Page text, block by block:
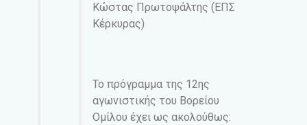
Κώστας Πρωτοψάλτης (ΕΠΣ
Κέρκυρας)
Το πρόγραμμα της 12ης
αγωνιστικής του Βορείου
Ομίλου έχει ως ακολούθως: